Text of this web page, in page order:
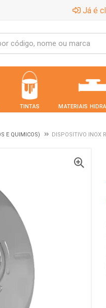
Já é
TINTAS MATERIAIS
E QUIMICOS) DISPOSITIVO INOX